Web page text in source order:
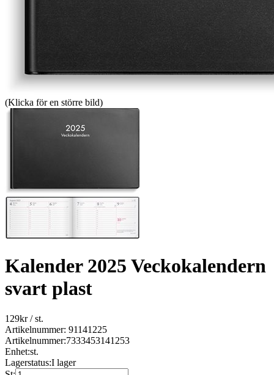
(Klicka för en större bild)
Kalender 2025 Veckokalendern
svart plast
129kr/ st.
Artikelnummer: 91141225
Artikelnummer:7333453141253
Enhet:st.
Lagerstatus:I lager